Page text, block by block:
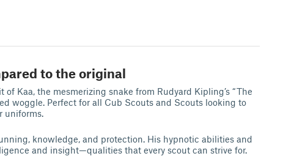
to the original
Kaa, the mesmerizing snake from Rudyard Kipling’s “The
woggle. Perfect for all Cub Scouts and Scouts looking to
uniforms.
knowledge, and protection. His hypnotic abilities and
and insight—qualities that every scout can strive for.